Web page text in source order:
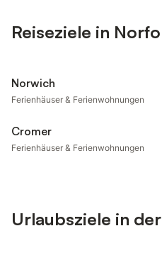
Reiseziele in
Norwich
Ferienhäuser & Ferienwohnungen
Cromer
Ferienhäuser & Ferienwohnungen
Urlaubsziele in